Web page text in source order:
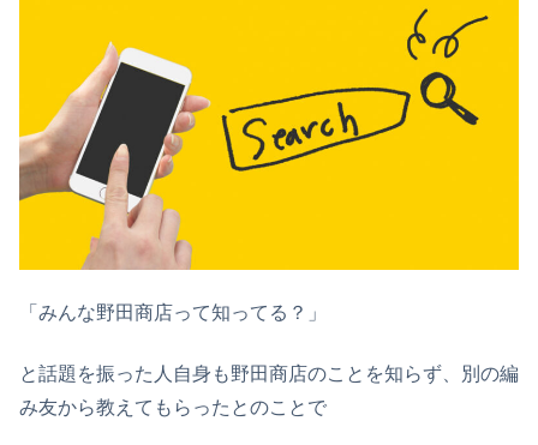
「みんな野田商店って知ってる？」
と話題を振った人自身も野田商店のことを知らず、別の編
み友から教えてもらったとのことで